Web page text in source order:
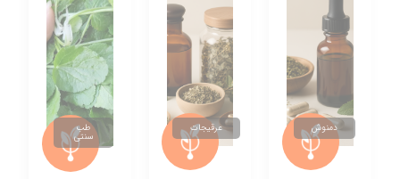
دمنوش عرقیجات طب
سنتی